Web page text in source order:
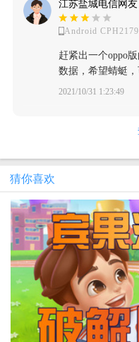
江苏盐城电信网友
Android CPH2179
赶紧出一个oppo
数据，希望蜻蜓
2021/10/31 1:23:49
猜你喜欢